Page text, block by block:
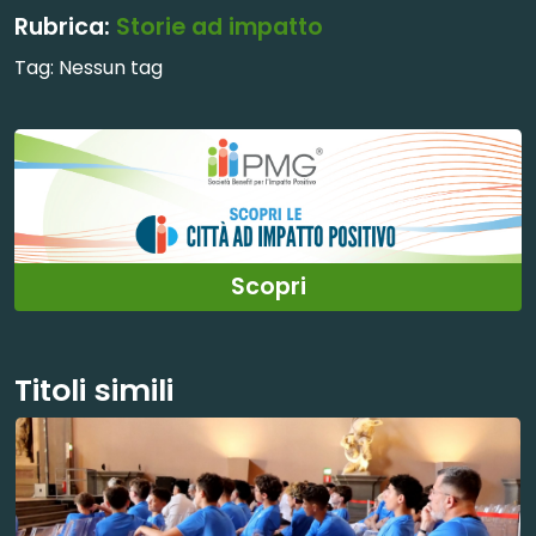
Rubrica: Storie ad impatto
Tag: Nessun tag
Scopri
Titoli simili